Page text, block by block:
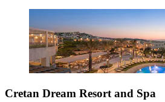
Cretan Dream Resort and Spa